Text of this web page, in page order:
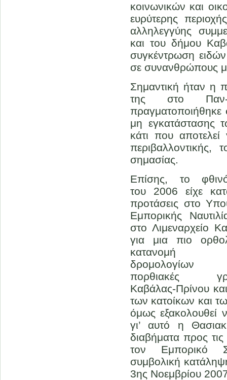
κοινωνικών και
ευρύτερης
αλληλεγγύης
και του δήμου
συγκέντρωση
σε συνανθρώπους
Σημαντική ήταν η
της στο Παν-
πραγματοποιήθηκε
μη εγκατάστασης
κάτι που
περιβαλλοντικής,
σημασίας.
Επίσης, το
του 2006 είχε
προτάσεις στο
Εμπορικής
στο Λιμεναρχείο
για μια πιο
κατανομή
δρομολογίων
πορθιακές
Καβάλας-Πρίνου
των κατοίκων και
όμως εξακολουθεί
γι’ αυτό η
διαβήματα προς
τον Εμπορικό
συμβολική
3ης Νοεμβρίου